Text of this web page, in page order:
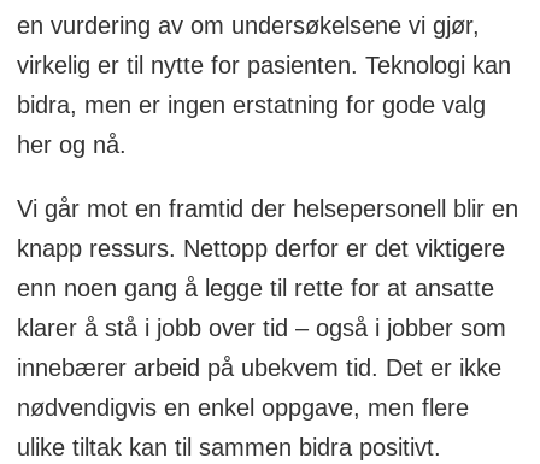
en vurdering av om undersøkelsene vi gjør,
virkelig er til nytte for pasienten. Teknologi kan
bidra, men er ingen erstatning for gode valg
her og nå.
Vi går mot en framtid der helsepersonell blir en
knapp ressurs. Nettopp derfor er det viktigere
enn noen gang å legge til rette for at ansatte
klarer å stå i jobb over tid – også i jobber som
innebærer arbeid på ubekvem tid. Det er ikke
nødvendigvis en enkel oppgave, men flere
ulike tiltak kan til sammen bidra positivt.